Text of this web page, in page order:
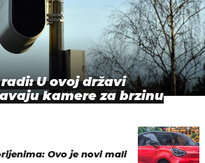
U ovoj državi
kamere za brzinu
Ovo je novi mali